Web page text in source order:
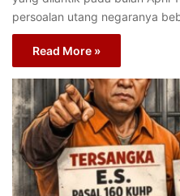
persoalan utang negaranya
Read More »